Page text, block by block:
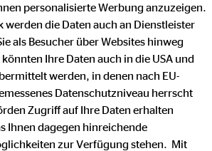
OVB
AG
personalisierte Werbung anzuzeigen.
werden die Daten auch an Dienstleister
als Besucher über Websites hinweg
Ihre Daten auch in die USA und
werden, in denen nach EU-
Datenschutzniveau herrscht
Zugriff auf Ihre Daten erhalten
Ihnen dagegen hinreichende
zur Verfügung stehen. Mit